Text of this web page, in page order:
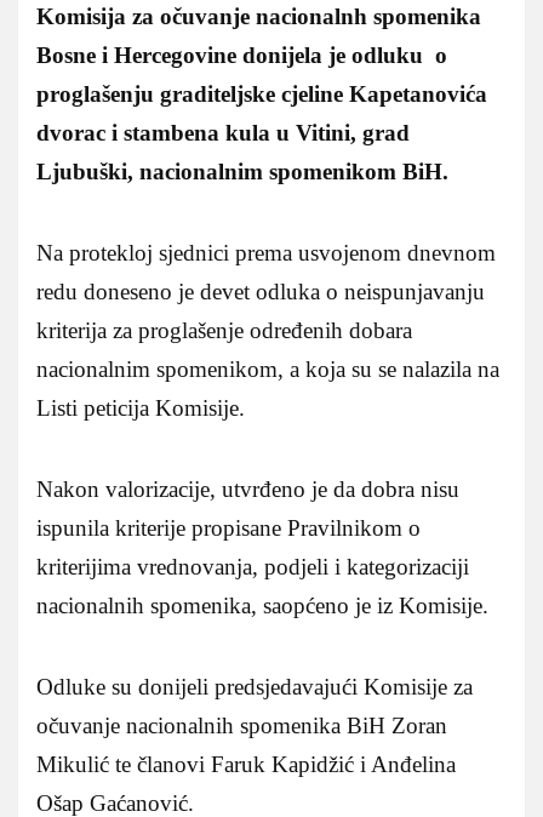
Komisija za očuvanje nacionalnh spomenika
Bosne i Hercegovine donijela je odluku o
proglašenju graditeljske cjeline Kapetanovića
dvorac i stambena kula u Vitini, grad
Ljubuški, nacionalnim spomenikom BiH.
Na protekloj sjednici prema usvojenom dnevnom
redu doneseno je devet odluka o neispunjavanju
kriterija za proglašenje određenih dobara
nacionalnim spomenikom, a koja su se nalazila na
Listi peticija Komisije.
Nakon valorizacije, utvrđeno je da dobra nisu
ispunila kriterije propisane Pravilnikom o
kriterijima vrednovanja, podjeli i kategorizaciji
nacionalnih spomenika, saopćeno je iz Komisije.
Odluke su donijeli predsjedavajući Komisije za
očuvanje nacionalnih spomenika BiH Zoran
Mikulić te članovi Faruk Kapidžić i Anđelina
Ošap Gaćanović.